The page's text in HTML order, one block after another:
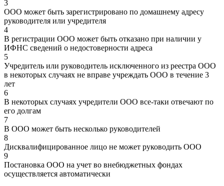
3
ООО может быть зарегистрировано по домашнему адресу
руководителя или учредителя
4
В регистрации ООО может быть отказано при наличии у
ИФНС сведений о недостоверности адреса
5
Учредитель или руководитель исключенного из реестра ООО
в некоторых случаях не вправе учреждать ООО в течение 3
лет
6
В некоторых случаях учредители ООО все-таки отвечают по
его долгам
7
В ООО может быть несколько руководителей
8
Дисквалифицированное лицо не может руководить ООО
9
Постановка ООО на учет во внебюджетных фондах
осуществляется автоматически